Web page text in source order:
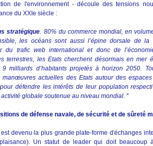
de l'environnement - découle des tensions
du XXIe siècle :
stratégique. 80% du commerce mondial, en
les océans sont aussi l’épine dorsale de la
du trafic web international et donc de
terrestres, les Etats cherchent désormais en mer
milliards d’habitants projetés à horizon 2050.
actuelles des Etats autour des
défendre les intérêts de leur population
globale soutenue au niveau mondial. "
de défense navale, de sécurité et de sûreté
est devenu la plus grande plate-forme d'échanges
Un statut de leader qui doit beaucoup